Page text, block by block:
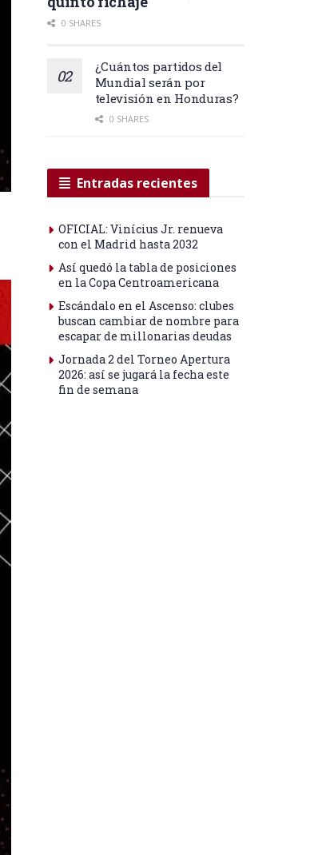
0 SHARES
¿Cuántos partidos del
Mundial serán por
televisión en Honduras?
0 SHARES
Entradas recientes
OFICIAL: Vinícius Jr. renueva
con el Madrid hasta 2032
Así quedó la tabla de posiciones
en la Copa Centroamericana
Escándalo en el Ascenso: clubes
buscan cambiar de nombre para
escapar de millonarias deudas
Jornada 2 del Torneo Apertura
2026: así se jugará la fecha este
fin de semana